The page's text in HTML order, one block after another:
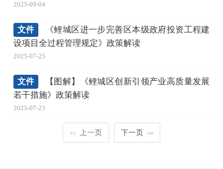
2025-09-04
文件
《鲤城区进一步完善区本级政府投资工程建
设项目全过程管理规定》政策解读
2025-07-25
文件
【图解】《鲤城区创新引领产业高质量发展
若干措施》政策解读
2025-07-23
<< 上一页 下一页 >>